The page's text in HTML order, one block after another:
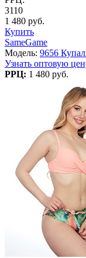
3110
1 480 руб.
Купить
SameGame
Модель: 9656
Узнать оптовую
РРЦ: 1 480 руб.